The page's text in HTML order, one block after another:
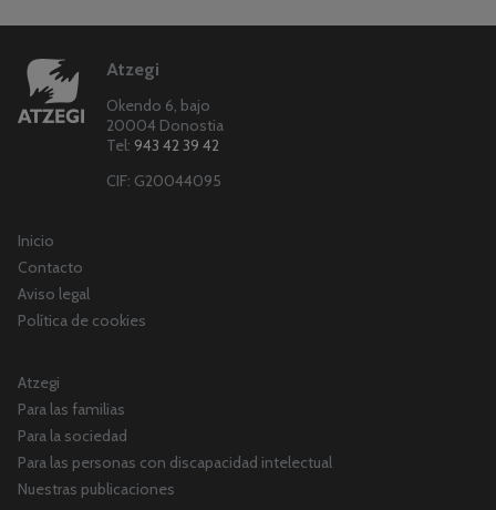
Atzegi
Okendo 6, bajo
20004 Donostia
Tel: 943 42 39 42
CIF: G20044095
Inicio
Contacto
Aviso legal
Política de cookies
Atzegi
Para las familias
Para la sociedad
Para las personas con discapacidad intelectual
Nuestras publicaciones